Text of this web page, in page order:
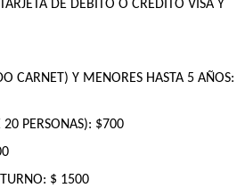
DE DÉBITO O CRÉDITO VISA Y
CARNET) Y MENORES HASTA 5 AÑOS:
PERSONAS): $700
$ 1500